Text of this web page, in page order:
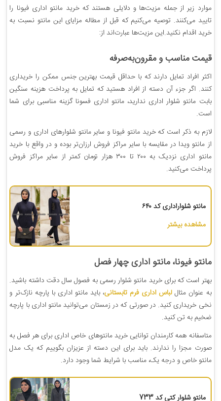
موارد زیر از جمله مزیت‌ها و دلایلی هستند که خرید مانتو اداری فیونا را
تایید می‌کنند. توصیه می‌کنیم که قبل از مطاله مزایای این مانتو نسبت به
خرید اقدام نکنید.این مزیت‌ها عبارت‌اند از:
قیمت مناسب و مقرون‌به‌صرفه
اکثر افراد تمایل دارند که با حداقل قیمت بهترین جنس ممکن را خریداری
کنند. اگر جزء آن دسته از افراد هستید که تمایل به پرداخت هزینه سنگین
بابت مانتو شلوار اداری ندارید، مانتو اداری فسونا گزینه مناسبی برای شما
است.
لازم به ذکر است که خرید مانتو فیونا و سایر مانتو شلوارهای اداری و رسمی
از مانتو ویدا در مقایسه با سایر مراکز فروش ارزان‌تر بوده و در واقع با خرید
مانتو اداری نزدیک به ۲۰۰ تا ۳۰۰ هزار تومان کمتر از سایر مراکز فروش
پرداخت می‌کنید.
مانتو شلواراداری کد ۶۴۰
مشاهده بیشتر
مانتو فیونا، مانتو اداری چهار فصل
بهتر است که برای خرید مانتو شلوار رسمی به فصول سال دقت داشته باشید.
به عنوان مثال لباس اداری فرم تابستانی، باید مانتو اداری با پارچه نازک‌تر و
نخی خریداری کنید. در صورتی که در زمستان می‌توانید مانتو اداری با پارچه
ضخیم به تن کنید.
متاسفانه همه کارمندان توانایی خرید مانتوهای خاص اداری برای هر فصل به
صورت مجزا را ندارند. باید برای این دسته از عزیزان بگوییم که یک مدل
مانتو خاص و درجه یک، مناسب با شرایط شما وجود دارد.
مانتو شلوار کتی کد 733